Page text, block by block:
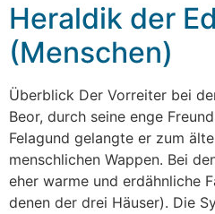
Heraldik der
(Menschen)
Überblick Der Vorreiter bei
Beor, durch seine enge
Felagund gelangte er zum
menschlichen Wappen. Bei
eher warme und erdähnliche
denen der drei Häuser). Die